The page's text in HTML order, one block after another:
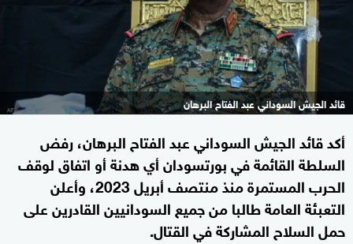
قائد الجيش السوداني عبد الفتاح البرهان
أكد قائد الجيش السوداني عبد الفتاح البرهان، رفض
السلطة القائمة في بورتسودان أي هدنة أو اتفاق لوقف
الحرب المستمرة منذ منتصف أبريل 2023، وأعلن
التعبئة العامة طالبا من جميع السودانيين القادرين على
حمل السلاح المشاركة في القتال.